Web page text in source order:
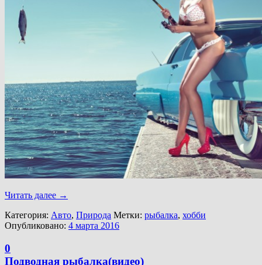
Читать далее →
Категория: Авто, Природа Метки: рыбалка, хобби
Опубликовано: 4 марта 2016
0
Подводная рыбалка(видео)